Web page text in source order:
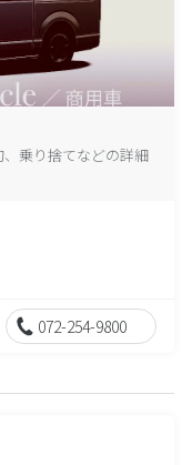
乗り捨てなどの詳細
072-254-9800